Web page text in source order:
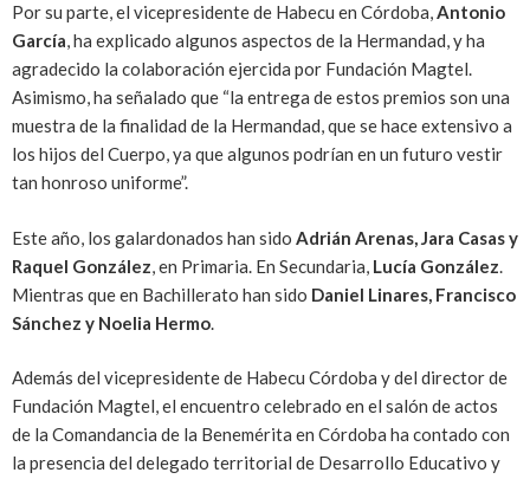
Por su parte, el vicepresidente de Habecu en Córdoba,Antonio
García, ha explicado algunos aspectos de la Hermandad, y ha
agradecido la colaboración ejercida por Fundación Magtel.
Asimismo, ha señalado que “la entrega de estos premios son una
muestra de la finalidad de la Hermandad, que se hace extensivo a
los hijos del Cuerpo, ya que algunos podrían en un futuro vestir
tan honroso uniforme”.
Este año, los galardonados han sido Adrián Arenas, Jara Casas y
Raquel González, en Primaria. En Secundaria, Lucía González.
Mientras que en Bachillerato han sido Daniel Linares, Francisco
Sánchez y Noelia Hermo.
Además del vicepresidente de Habecu Córdoba y del director de
Fundación Magtel, el encuentro celebrado en el salón de actos
de la Comandancia de la Benemérita en Córdoba ha contado con
la presencia del delegado territorial de Desarrollo Educativo y